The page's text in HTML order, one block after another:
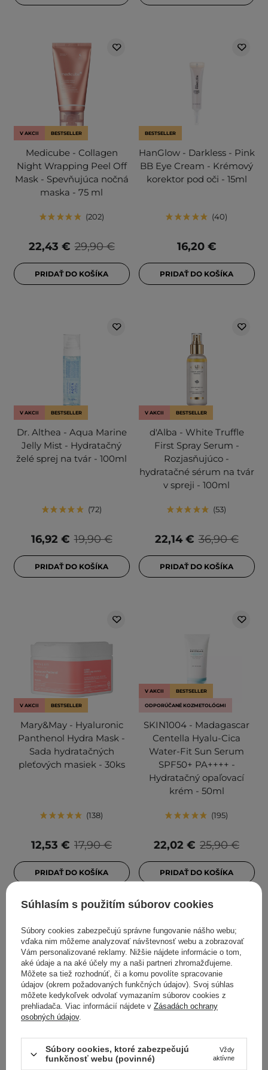
V AKCII BESTSELLER
Medicube - Collagen
Night Wrapping Peel Off
Mask - Spevňujúca nočná
maska - 75 ml
202
29,90 €
22,43 €
PRIDAŤ DO KOŠÍKA
BESTSELLER
HanGlow - Darkless - Pink
BB Eye Cream - Krémový
korektor pod oči - 15ml
40
16,20 €
PRIDAŤ DO KOŠÍKA
V AKCII BESTSELLER
Dr. Althea - Aqua Marine
Jelly Mist - Hydratačný
želé sprej na tvár - 100ml
72
19,90 €
16,92 €
PRIDAŤ DO KOŠÍKA
V AKCII BESTSELLER
d'Alba - White Truffle
First Spray Serum -
Rozjasňujúco -
hydratačné sérum na tvár
v spreji - 100ml
53
36,90 €
22,14 €
PRIDAŤ DO KOŠÍKA
V AKCII BESTSELLER
Mary&May - Hyaluronic
Panthenol Hydra Mask -
Sada hydratačných
pleťových masiek - 30ks
138
17,90 €
12,53 €
PRIDAŤ DO KOŠÍKA
V AKCII BESTSELLER
ODPORÚČANÉ KOZMETOLÓGMI
SKIN1004 - Madagascar
Centella Hyalu-Cica
Water-Fit Sun Serum
SPF50+ PA++++ -
Hydratačný opaľovací
krém - 50ml
195
25,90 €
22,02 €
PRIDAŤ DO KOŠÍKA
V AKCII
Cream - Hydratačný krém
na tvár s ceramidmi a
V AKCII BESTSELLER
Quercetinol Pore Deep
Cleansing Foam -
Súhlasím s použitím súborov cookies
Súbory cookies zabezpečujú správne fungovanie nášho webu;
vďaka nim môžeme analyzovať návštevnosť webu a zobrazovať
Vám personalizované reklamy. Nižšie nájdete informácie o tom,
aké údaje a na aké účely my a naši partneri zhromažďujeme.
Môžete sa tiež rozhodnúť, či a komu povolíte spracovanie
údajov (okrem požadovaných funkčných údajov). Svoj súhlas
môžete kedykoľvek odvolať vymazaním súborov cookies z
prehliadača. Viac informácií nájdete v Zásadách ochrany
osobných údajov.
Súbory cookies, ktoré zabezpečujú
funkčnosť webu (povinné)
Vždy
aktívne